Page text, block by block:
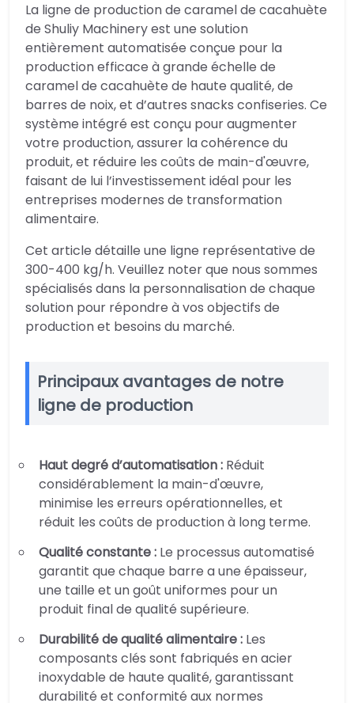
La ligne de production de caramel de cacahuète
de Shuliy Machinery est une solution
entièrement automatisée conçue pour la
production efficace à grande échelle de
caramel de cacahuète de haute qualité, de
barres de noix, et d’autres snacks confiseries. Ce
système intégré est conçu pour augmenter
votre production, assurer la cohérence du
produit, et réduire les coûts de main-d'œuvre,
faisant de lui l’investissement idéal pour les
entreprises modernes de transformation
alimentaire.
Cet article détaille une ligne représentative de
300-400 kg/h. Veuillez noter que nous sommes
spécialisés dans la personnalisation de chaque
solution pour répondre à vos objectifs de
production et besoins du marché.
Principaux avantages de notre
ligne de production
Haut degré d’automatisation : Réduit
considérablement la main-d'œuvre,
minimise les erreurs opérationnelles, et
réduit les coûts de production à long terme.
Qualité constante : Le processus automatisé
garantit que chaque barre a une épaisseur,
une taille et un goût uniformes pour un
produit final de qualité supérieure.
Durabilité de qualité alimentaire : Les
composants clés sont fabriqués en acier
inoxydable de haute qualité, garantissant
durabilité et conformité aux normes